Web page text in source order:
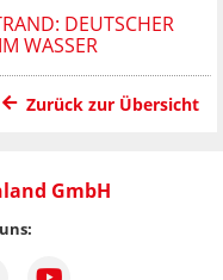
DEUTSCHER
WASSER
Zurück zur Übersicht
GmbH